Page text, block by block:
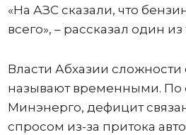
«На АЗС сказали, что
всего», – рассказал один из
Власти Абхазии сложности
называют временными. По
Минэнерго, дефицит
спросом из-за притока